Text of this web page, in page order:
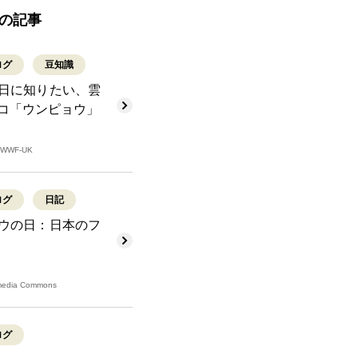
記事
グ 豆知識
に知りたい、雲
「ウンピョウ」
UK
グ 日記
の日：日本のフ
Commons
グ